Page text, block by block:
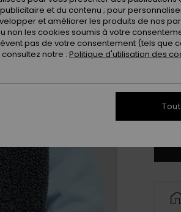
XS
et du contenu ; pour
et améliorer les produits de nos
les cookies soumis à votre
pas de votre consentement (tels que
notre : Politique d'utilisation des